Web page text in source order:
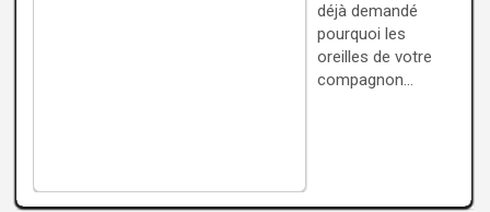
déjà demandé
pourquoi les
oreilles de votre
compagnon…